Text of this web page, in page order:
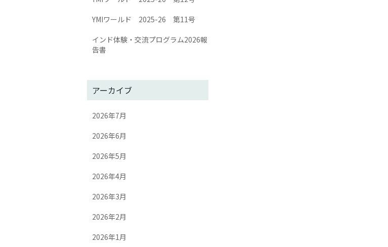
YMIワールド 2025-26 第11号
インド体験・交流プログラム2026報
告書
アーカイブ
2026年7月
2026年6月
2026年5月
2026年4月
2026年3月
2026年2月
2026年1月